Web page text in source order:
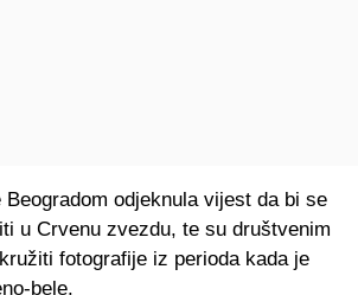
odjeknula vijest da bi se
u Crvenu zvezdu, te su društvenim
fotografije iz perioda kada je
bele.